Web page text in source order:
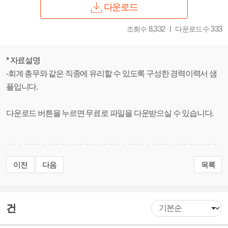
다운로드
조회수 8,332 다운로드수333
* 자료설명
-회계 총무와 같은 직종에 유리할 수 있도록 구성한 경력이력서 샘
플입니다.
다운로드 버튼을 누르면 무료로 파일을 다운받으실 수 있습니다.
이전 다음 목록
건